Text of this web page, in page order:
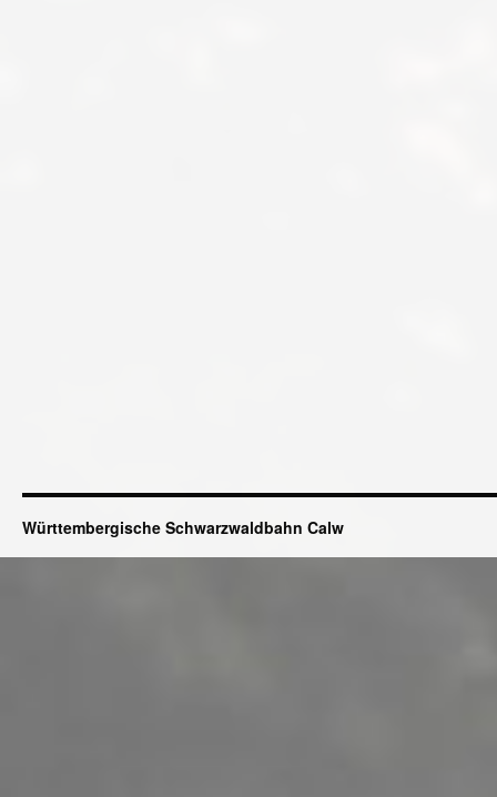
Württembergische Schwarzwaldbahn Calw